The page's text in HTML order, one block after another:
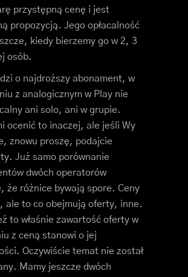
przystępną cenę i jest
propozycją. Jego opłacalność
kiedy bierzemy go w 2, 3
osób.
o najdroższy abonament, w
z analogicznym w Play nie
ani solo, ani w grupie.
ocenić to inaczej, ale jeśli Wy
znowu proszę, podajcie
Już samo porównanie
dwóch operatorów
że różnice bywają spore. Ceny
ale to co obejmują oferty, inne.
to właśnie zawartość oferty w
z ceną stanowi o jej
Oczywiście temat nie został
Mamy jeszcze dwóch